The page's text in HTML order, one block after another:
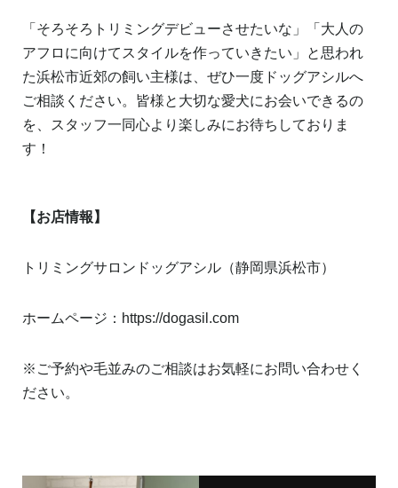
「そろそろトリミングデビューさせたいな」「大人の
アフロに向けてスタイルを作っていきたい」と思われ
た浜松市近郊の飼い主様は、ぜひ一度ドッグアシルへ
ご相談ください。皆様と大切な愛犬にお会いできるの
を、スタッフ一同心より楽しみにお待ちしておりま
す！
【お店情報】
トリミングサロンドッグアシル（静岡県浜松市）
ホームページ： https://dogasil.com
※ご予約や毛並みのご相談はお気軽にお問い合わせく
ださい。